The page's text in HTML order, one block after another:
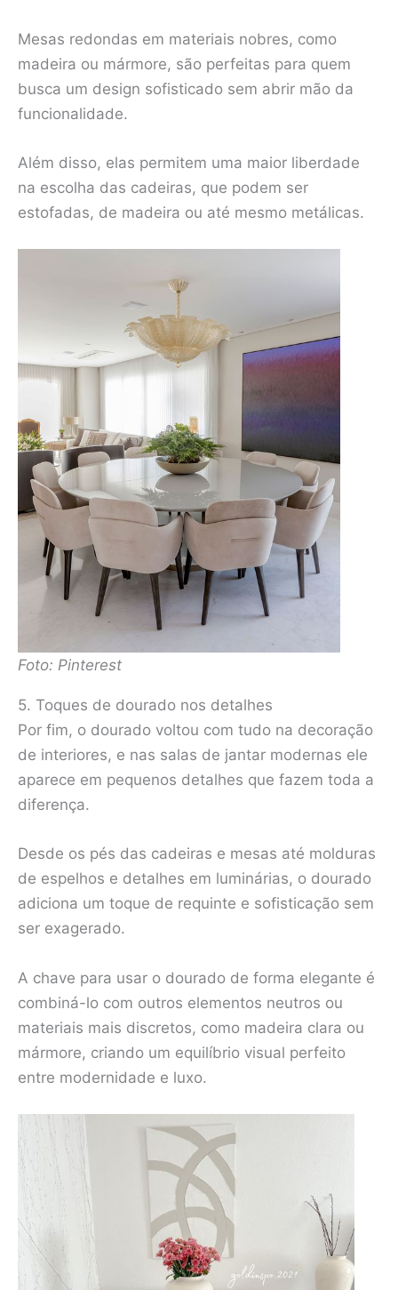
Mesas redondas em materiais nobres, como
madeira ou mármore, são perfeitas para quem
busca um design sofisticado sem abrir mão da
funcionalidade.
Além disso, elas permitem uma maior liberdade
na escolha das cadeiras, que podem ser
estofadas, de madeira ou até mesmo metálicas.
Foto: Pinterest
5. Toques de dourado nos detalhes
Por fim, o dourado voltou com tudo na decoração
de interiores, e nas salas de jantar modernas ele
aparece em pequenos detalhes que fazem toda a
diferença.
Desde os pés das cadeiras e mesas até molduras
de espelhos e detalhes em luminárias, o dourado
adiciona um toque de requinte e sofisticação sem
ser exagerado.
A chave para usar o dourado de forma elegante é
combiná-lo com outros elementos neutros ou
materiais mais discretos, como madeira clara ou
mármore, criando um equilíbrio visual perfeito
entre modernidade e luxo.